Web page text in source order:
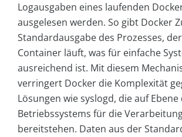
Logausgaben eines laufenden
ausgelesen werden. So gibt Docker
Standardausgabe des Prozesses,
Container läuft, was für einfache
ausreichend ist. Mit diesem
verringert Docker die Komplexität
Lösungen wie syslogd, die auf Ebene
Betriebssystems für die
bereitstehen. Daten aus der